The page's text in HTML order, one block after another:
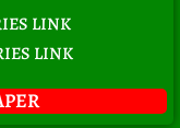
LINK
LINK